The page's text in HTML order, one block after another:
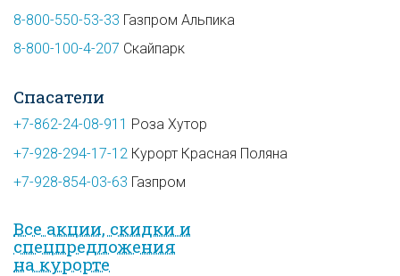
8-800-550-53-33 Газпром Альпика
8-800-100-4-207 Скайпарк
Спасатели
+7-862-24-08-911 Роза Хутор
+7-928-294-17-12 Курорт Красная Поляна
+7-928-854-03-63 Газпром
Все акции, скидки и
спец­предложе­ния
на курорте